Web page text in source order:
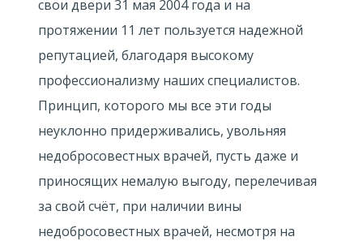
свои двери 31 мая 2004 года и на
протяжении 11 лет пользуется надежной
репутацией, благодаря высокому
профессионализму наших специалистов.
Принцип, которого мы все эти годы
неуклонно придерживались, увольняя
недобросовестных врачей, пусть даже и
приносящих немалую выгоду, перелечивая
за свой счёт, при наличии вины
недобросовестных врачей, несмотря на